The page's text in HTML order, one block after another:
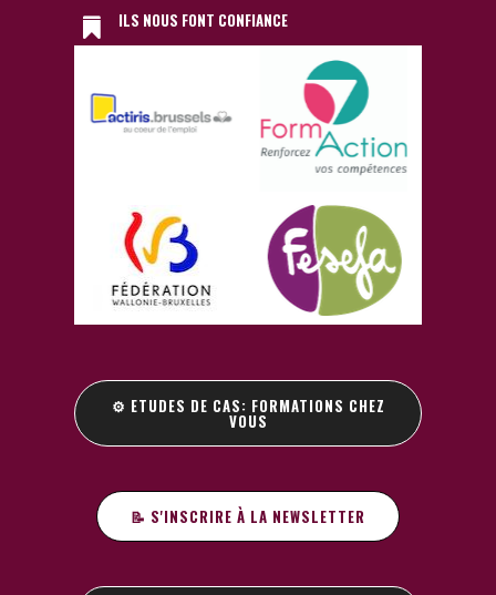
ILS NOUS FONT CONFIANCE
⚙️ ETUDES DE CAS: FORMATIONS CHEZ
VOUS
📝 S'INSCRIRE À LA NEWSLETTER